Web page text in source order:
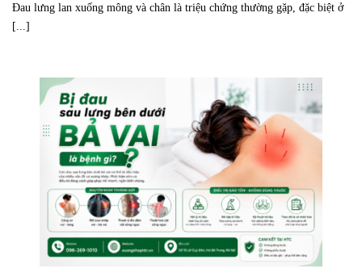
Đau lưng lan xuống mông và chân là triệu chứng thường gặp, đặc biệt ở
[...]